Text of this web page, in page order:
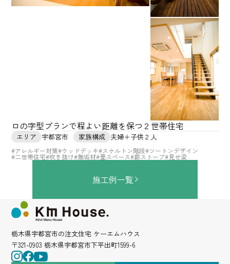
ロの字型プランで程よい距離を保つ２世帯住宅
エリア 宇都宮市 家族構成 夫婦＋子供２人
#アレルギー対策#ウッドデッキ#スケルトン階段#ツートンデザイン
#二世帯住宅#吹き抜け#無垢材#畳スペース#薪ストーブ#見せ梁
施工例一覧
栃木県宇都宮市の注文住宅 ケーエムハウス
〒321-0903 栃木県宇都宮市下平出町1599-6